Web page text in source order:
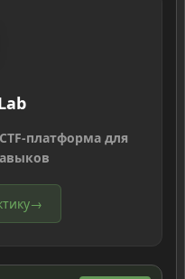
платформа для
→